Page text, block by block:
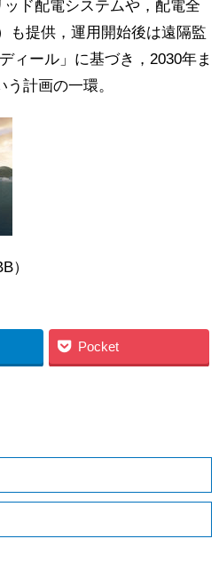
ド配電システムや，配電全
も提供，運用開始後は遠隔監
ィール」に基づき，2030年ま
計画の一環。
Pocket